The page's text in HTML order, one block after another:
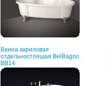
Ванна акриловая
отдельностоящая BelBagno
BB14